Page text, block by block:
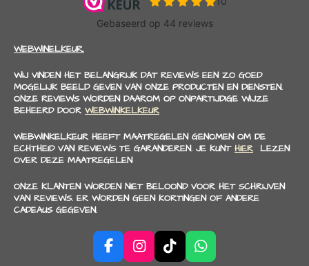
WEBWINELKEUR.
WIJ VINDEN HET BELANGRIJK DAT REVIEWS EEN ZO GOED
MOGELIJK BEELD GEVEN VAN ONZE PRODUCTEN EN DIENSTEN.
ONZE REVIEWS WORDEN DAAROM OP ONPARTIJDIGE WIJZE
BEHEERD DOOR WEBWINKELKEUR
WEBWINKELKEUR HEEFT MAATREGELEN GENOMEN OM DE
ECHTHEID VAN REVIEWS TE GARANDEREN. JE KUNT HIER LEZEN
OVER DEZE MAATREGELEN
ONZE KLANTEN WORDEN NIET BELOOND VOOR HET SCHRIJVEN
VAN REVIEWS. ER WORDEN GEEN KORTINGEN OF ANDERE
CADEAUS GEGEVEN.
F
I
T
W